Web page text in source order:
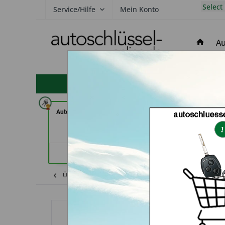
Service/Hilfe Mein Konto Select
hohe Kundenzufriedenheit
Autohaus Patz GmbH (in Rot am
AutoSchlüssel
Übersicht Lexus